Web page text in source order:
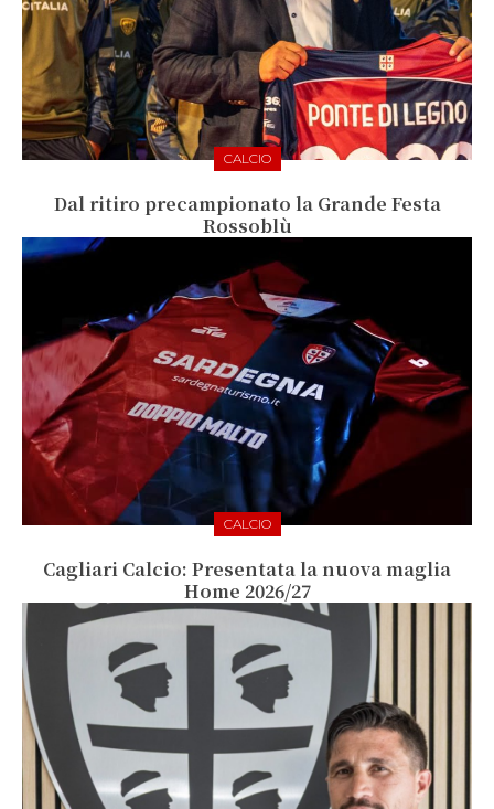
CALCIO
Dal ritiro precampionato la Grande Festa
Rossoblù
CALCIO
Cagliari Calcio: Presentata la nuova maglia
Home 2026/27